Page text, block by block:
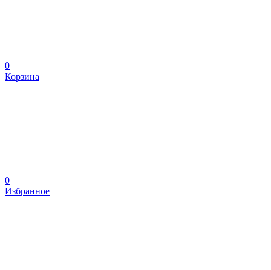
0
Корзина
0
Избранное